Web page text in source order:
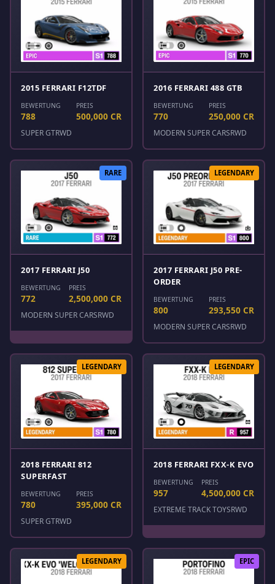
2015 FERRARI F12TDF
BEWERTUNG
788
PREIS
500,000 CR
SUPER GTRWD
2016 FERRARI 488 GTB
BEWERTUNG
770
PREIS
250,000 CR
MODERN SUPER CARSRWD
RARE
2017 FERRARI J50
BEWERTUNG
772
PREIS
2,500,000 CR
MODERN SUPER CARSRWD
LEGENDARY
2017 FERRARI J50 PRE-
ORDER
BEWERTUNG
800
PREIS
293,550 CR
MODERN SUPER CARSRWD
LEGENDARY
2018 FERRARI 812
SUPERFAST
BEWERTUNG
780
PREIS
395,000 CR
SUPER GTRWD
LEGENDARY
2018 FERRARI FXX-K EVO
BEWERTUNG
957
PREIS
4,500,000 CR
EXTREME TRACK TOYSRWD
LEGENDARY EPIC